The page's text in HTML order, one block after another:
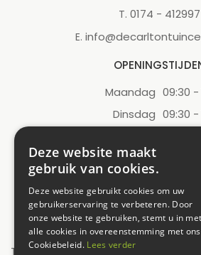
T. 0174 - 412997
E.
Maandag 09:30 -
Dinsdag 09:30 -
09:30
Donderdag
Zaterdag 09:00 -
Zondag
12:00 -
Toon alle openingstijden
Deze website maakt
gebruik van cookies.
Deze website gebruikt cookies om uw
gebruikerservaring te verbeteren. Door
onze website te gebruiken, stemt u in met
alle cookies in overeenstemming met ons
Cookiebeleid. Lees verder